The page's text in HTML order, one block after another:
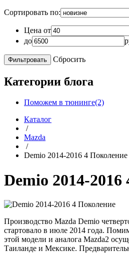
Сортировать по:
Цена от
до
Сбросить
Категории блога
Поможем в тюнинге(2)
Каталог
/
Mazda
/
Demio 2014-2016 4 Поколение
Demio 2014-
Производство Mazda Demio
стартовало в июле 2014 года.
этой модели и аналога Mazda2
Таиланде и Мексике.